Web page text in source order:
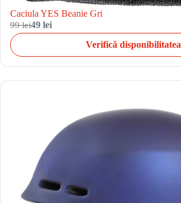
Caciula YES Beanie Gri
99 lei49 lei
Verifică disponibilitatea